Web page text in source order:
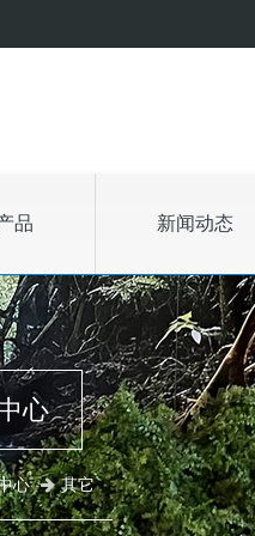
品 新闻动态
心
心 其它